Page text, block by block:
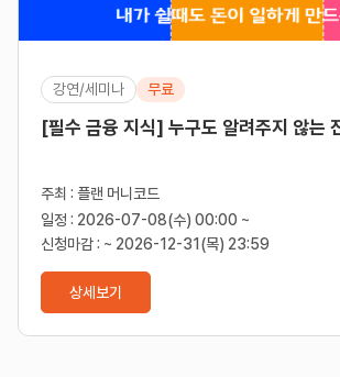
강연/세미나 무료
[필수 금융 지식] 누구도 알려주지 않는
주최 : 플랜 머니코드
일정 : 2026-07-08(수) 00:00 ~
신청마감 : ~ 2026-12-31(목) 23:59
상세보기